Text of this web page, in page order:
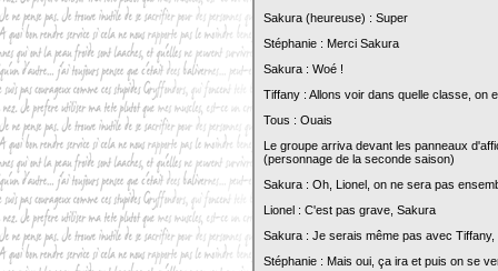
Sakura (heureuse) : Super
Stéphanie : Merci Sakura
Sakura : Woé !
Tiffany : Allons voir dans quelle classe, on
Tous : Ouais
Le groupe arriva devant les panneaux
(personnage de la seconde saison)
Sakura : Oh, Lionel, on ne sera pas
Lionel : C'est pas grave, Sakura
Sakura : Je serais même pas avec
Stéphanie : Mais oui, ça ira et puis on se